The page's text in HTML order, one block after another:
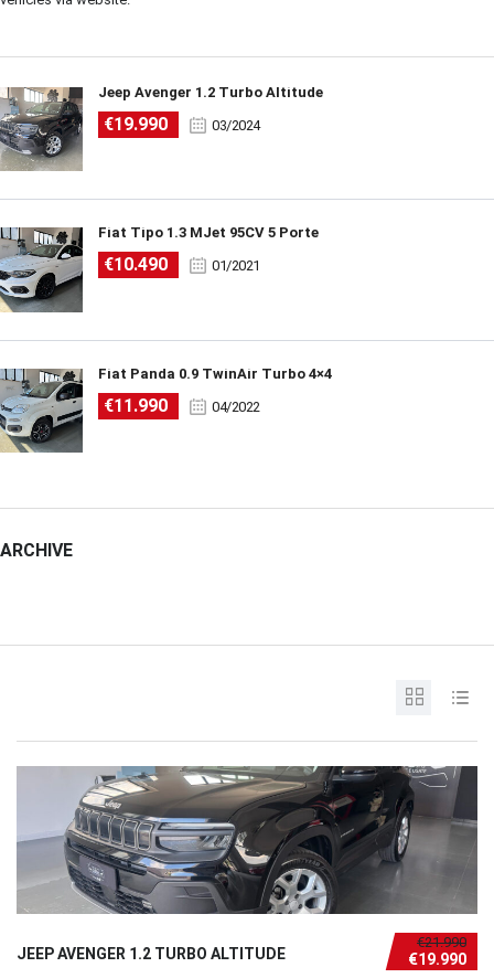
Jeep Avenger 1.2 Turbo Altitude
€19.990 03/2024
Fiat Tipo 1.3 MJet 95CV 5 Porte
€10.490 01/2021
Fiat Panda 0.9 TwinAir Turbo 4×4
€11.990 04/2022
ARCHIVE
€21.990
€19.990
JEEP AVENGER 1.2 TURBO ALTITUDE